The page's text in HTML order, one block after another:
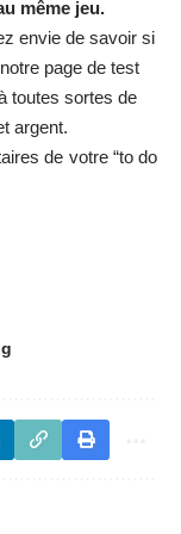
même jeu.
envie de savoir si
notre page de test
toutes sortes de
argent.
de votre “to do